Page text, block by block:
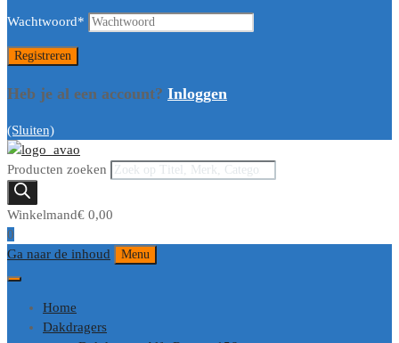
Wachtwoord*
Heb je al een account? Inloggen
(Sluiten)
Producten zoeken
Winkelmand€ 0,00
0
Ga naar de inhoud
Menu
Home
Dakdragers